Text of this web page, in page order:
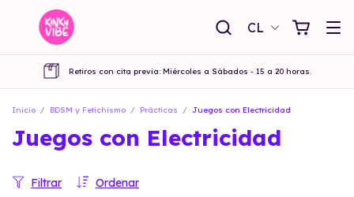
CL
Retiros con cita previa: Miércoles a Sábados - 15 a 20 horas.
Inicio / BDSM y Fetichismo / Prácticas / Juegos con Electricidad
Juegos con Electricidad
Ordenar
Filtrar